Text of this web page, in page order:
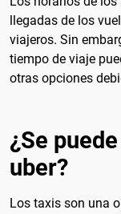
llegadas de los
viajeros. Sin
tiempo de viaje
otras opciones
¿Se
uber?
Los taxis son una